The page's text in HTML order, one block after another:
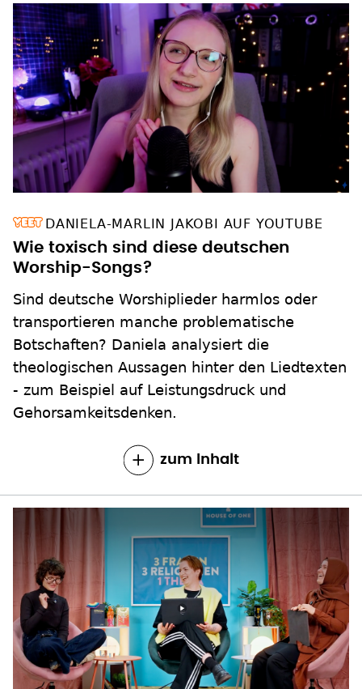
DANIELA-MARLIN JAKOBI AUF YOUTUBE
Wie toxisch sind diese deutschen
Worship-Songs?
Sind deutsche Worshiplieder harmlos oder
transportieren manche problematische
Botschaften? Daniela analysiert die
theologischen Aussagen hinter den Liedtexten
- zum Beispiel auf Leistungsdruck und
Gehorsamkeitsdenken.
zum Inhalt